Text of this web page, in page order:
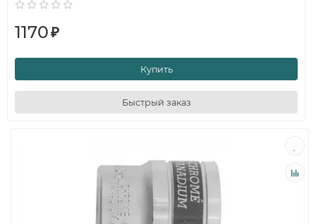
1170₽
Купить
Быстрый заказ